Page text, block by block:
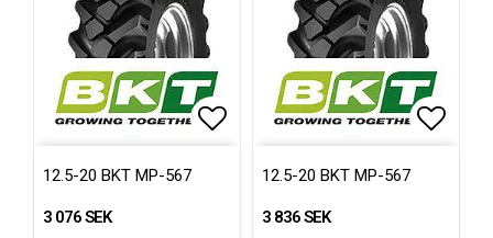
12.5-20 BKT MP-567
3 076 SEK
12.5-20 BKT MP-567
3 836 SEK